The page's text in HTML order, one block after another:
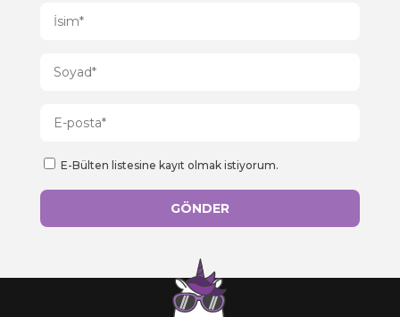
E-Bülten listesine kayıt olmak istiyorum.